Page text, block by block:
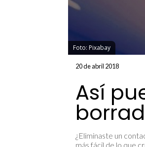
Foto: Pixabay
20 de abril 2018
Así
¿Eliminaste un
más fácil de lo que